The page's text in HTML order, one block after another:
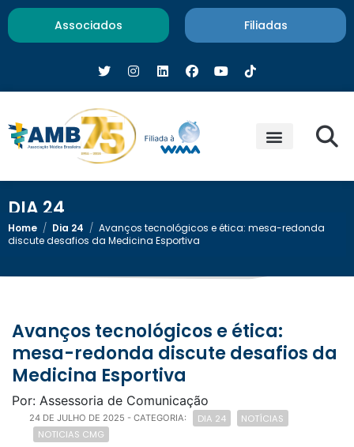
Associados Filiadas
DIA 24
Home / Dia 24 / Avanços tecnológicos e ética: mesa-redonda
discute desafios da Medicina Esportiva
Avanços tecnológicos e ética:
mesa-redonda discute desafios da
Medicina Esportiva
Por: Assessoria de Comunicação
24 DE JULHO DE 2025 - CATEGORIA: DIA 24
NOTÍCIAS
NOTICIAS CMG